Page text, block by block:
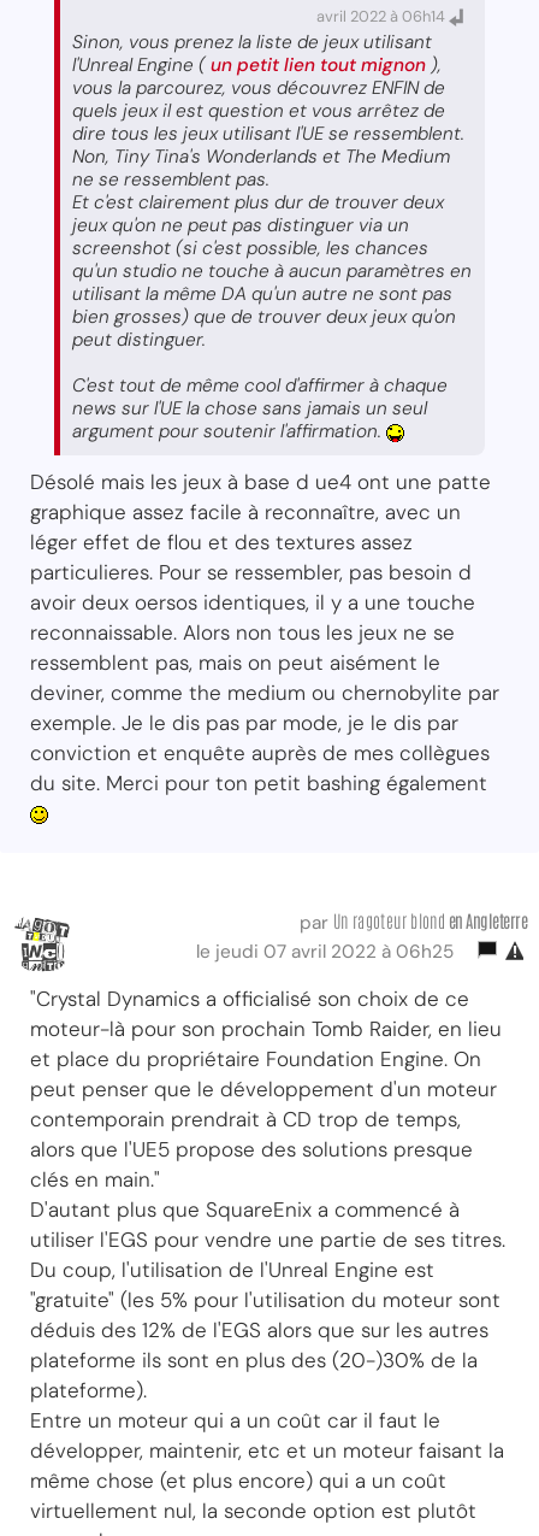
avril 2022 à 06h14
Sinon, vous prenez la liste de jeux utilisant
l'Unreal Engine ( un petit lien tout mignon ),
vous la parcourez, vous découvrez ENFIN de
quels jeux il est question et vous arrêtez de
dire tous les jeux utilisant l'UE se ressemblent.
Non, Tiny Tina's Wonderlands et The Medium
ne se ressemblent pas.
Et c'est clairement plus dur de trouver deux
jeux qu'on ne peut pas distinguer via un
screenshot (si c'est possible, les chances
qu'un studio ne touche à aucun paramètres en
utilisant la même DA qu'un autre ne sont pas
bien grosses) que de trouver deux jeux qu'on
peut distinguer.
C'est tout de même cool d'affirmer à chaque
news sur l'UE la chose sans jamais un seul
argument pour soutenir l'affirmation.
Désolé mais les jeux à base d ue4 ont une patte
graphique assez facile à reconnaître, avec un
léger effet de flou et des textures assez
particulieres. Pour se ressembler, pas besoin d
avoir deux oersos identiques, il y a une touche
reconnaissable. Alors non tous les jeux ne se
ressemblent pas, mais on peut aisément le
deviner, comme the medium ou chernobylite par
exemple. Je le dis pas par mode, je le dis par
conviction et enquête auprès de mes collègues
du site. Merci pour ton petit bashing également
par Un ragoteur blond en Angleterre
le jeudi 07 avril 2022 à 06h25
"Crystal Dynamics a officialisé son choix de ce
moteur-là pour son prochain Tomb Raider, en lieu
et place du propriétaire Foundation Engine. On
peut penser que le développement d'un moteur
contemporain prendrait à CD trop de temps,
alors que l'UE5 propose des solutions presque
clés en main."
D'autant plus que SquareEnix a commencé à
utiliser l'EGS pour vendre une partie de ses titres.
Du coup, l'utilisation de l'Unreal Engine est
"gratuite" (les 5% pour l'utilisation du moteur sont
déduis des 12% de l'EGS alors que sur les autres
plateforme ils sont en plus des (20-)30% de la
plateforme).
Entre un moteur qui a un coût car il faut le
développer, maintenir, etc et un moteur faisant la
même chose (et plus encore) qui a un coût
virtuellement nul, la seconde option est plutôt